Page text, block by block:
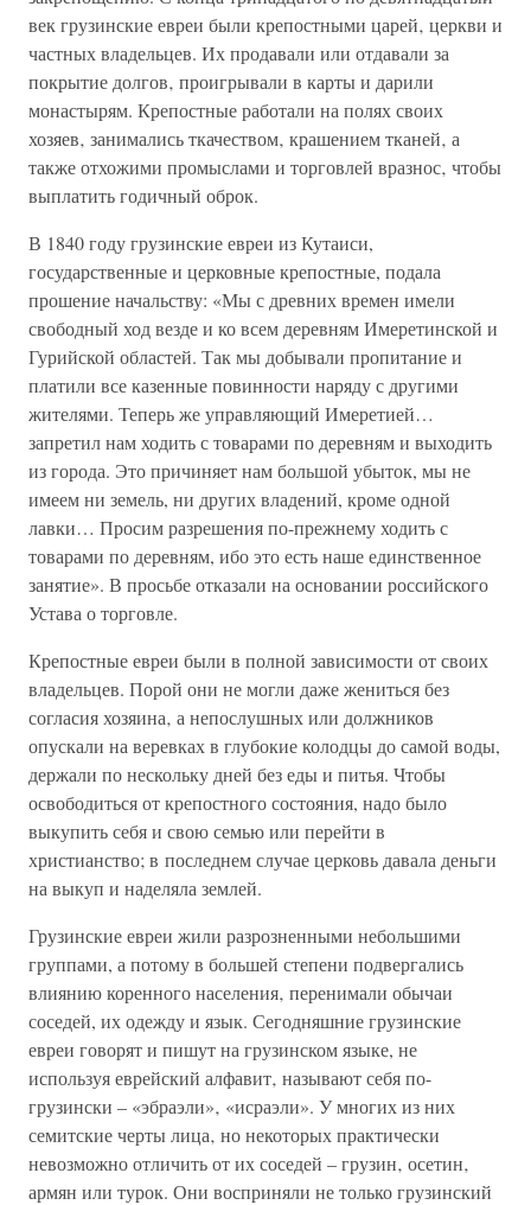
век грузинские евреи были крепостными царей‚ церкви и
частных владельцев. Их продавали или отдавали за
покрытие долгов‚ проигрывали в карты и дарили
монастырям. Крепостные работали на полях своих
хозяев‚ занимались ткачеством‚ крашением тканей‚ а
также отхожими промыслами и торговлей вразнос‚ чтобы
выплатить годичный оброк.
В 1840 году грузинские евреи из Кутаиси,
государственные и церковные крепостные, подала
прошение начальству: «Мы с древних времен имели
свободный ход везде и ко всем деревням Имеретинской и
Гурийской областей. Так мы добывали пропитание и
платили все казенные повинности наряду с другими
жителями. Теперь же управляющий Имеретией…
запретил нам ходить с товарами по деревням и выходить
из города. Это причиняет нам большой убыток, мы не
имеем ни земель, ни других владений, кроме одной
лавки… Просим разрешения по-прежнему ходить с
товарами по деревням, ибо это есть наше единственное
занятие». В просьбе отказали на основании российского
Устава о торговле.
Крепостные евреи были в полной зависимости от своих
владельцев. Порой они не могли даже жениться без
согласия хозяина‚ а непослушных или должников
опускали на веревках в глубокие колодцы до самой воды,
держали по нескольку дней без еды и питья. Чтобы
освободиться от крепостного состояния, надо было
выкупить себя и свою семью или перейти в
христианство; в последнем случае церковь давала деньги
на выкуп и наделяла землей.
Грузинские евреи жили разрозненными небольшими
группами, а потому в большей степени подвергались
влиянию коренного населения‚ перенимали обычаи
соседей, их одежду и язык. Сегодняшние грузинские
евреи говорят и пишут на грузинском языке, не
используя еврейский алфавит‚ называют себя по-
грузински – «эбраэли»‚ «исраэли». У многих из них
семитские черты лица‚ но некоторых практически
невозможно отличить от их соседей – грузин‚ осетин‚
армян или турок. Они восприняли не только грузинский